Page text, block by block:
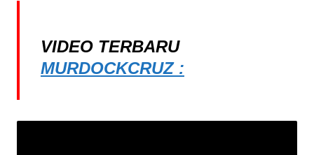
VIDEO TERBARU
MURDOCKCRUZ :